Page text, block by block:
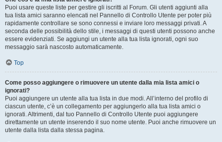
Puoi usare queste liste per gestire gli iscritti al Forum. Gli utenti aggiunti alla
tua lista amici saranno elencati nel Pannello di Controllo Utente per poter più
rapidamente controllare se sono connessi e inviare loro messaggi privati. A
seconda delle possibilità dello stile, i messaggi di questi utenti possono anche
essere evidenziati. Se aggiungi un utente alla tua lista ignorati, ogni suo
messaggio sarà nascosto automaticamente.
Top
Come posso aggiungere o rimuovere un utente dalla mia lista amici o
ignorati?
Puoi aggiungere un utente alla tua lista in due modi. All’interno del profilo di
ciascun utente, c’è un collegamento per aggiungerlo alla tua lista amici o
ignorati. Altrimenti, dal tuo Pannello di Controllo Utente puoi aggiungere
direttamente un utente inserendo il suo nome utente. Puoi anche rimuovere un
utente dalla lista dalla stessa pagina.